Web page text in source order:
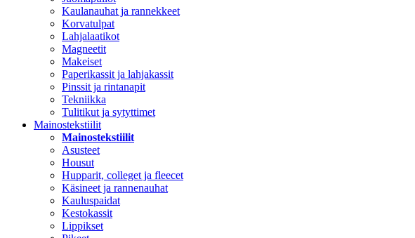
Kaulanauhat ja rannekkeet
Korvatulpat
Lahjalaatikot
Magneetit
Makeiset
Paperikassit ja lahjakassit
Pinssit ja rintanapit
Tekniikka
Tulitikut ja sytyttimet
Mainostekstiilit
Mainostekstiilit
Asusteet
Housut
Hupparit, colleget ja fleecet
Käsineet ja rannenauhat
Kauluspaidat
Kestokassit
Lippikset